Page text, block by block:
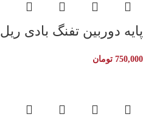
پایه دوربین تفنگ بادی ریل 22 رینگ 25
750,000 تومان